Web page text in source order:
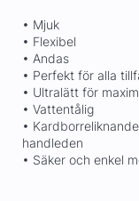
• Mjuk
• Flexibel
• Andas
• Perfekt för alla
• Ultralätt för
• Vattentålig
•
handleden
• Säker och enkel